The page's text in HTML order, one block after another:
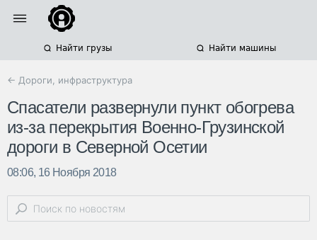
Найти грузы Найти машины
← Дороги, инфраструктура
Спасатели развернули пункт обогрева
из-за перекрытия Военно-Грузинской
дороги в Северной Осетии
08:06, 16 Ноября 2018